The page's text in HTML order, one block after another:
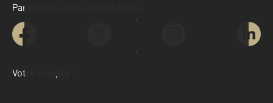
Contacter l'agence
Demander une estimation
Parlons de vous, parlons biens
Votre compte :
Accéder à mon compte